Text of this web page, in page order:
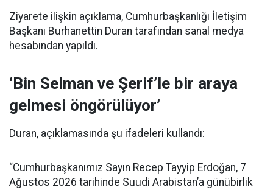
Ziyarete ilişkin açıklama, Cumhurbaşkanlığı İletişim
Başkanı Burhanettin Duran tarafından sanal medya
hesabından yapıldı.
‘Bin Selman ve Şerif’le bir araya
gelmesi öngörülüyor’
Duran, açıklamasında şu ifadeleri kullandı:
“Cumhurbaşkanımız Sayın Recep Tayyip Erdoğan, 7
Ağustos 2026 tarihinde Suudi Arabistan’a günübirlik